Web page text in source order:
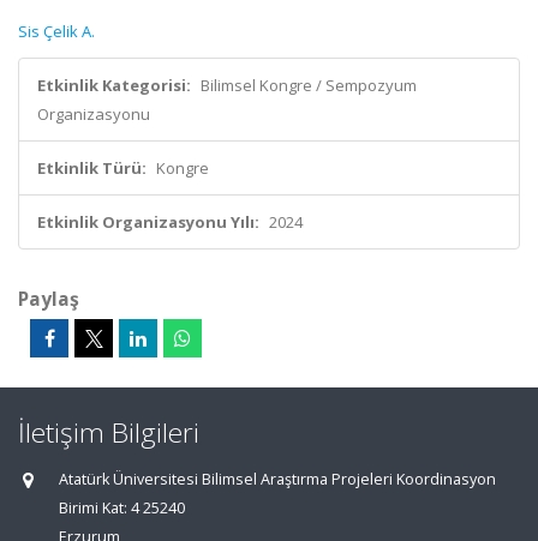
Sis Çelik A.
Etkinlik Kategorisi: Bilimsel Kongre / Sempozyum
Organizasyonu
Etkinlik Türü: Kongre
Etkinlik Organizasyonu Yılı: 2024
Paylaş
İletişim Bilgileri
Atatürk Üniversitesi Bilimsel Araştırma Projeleri Koordinasyon
Birimi Kat: 4 25240
Erzurum